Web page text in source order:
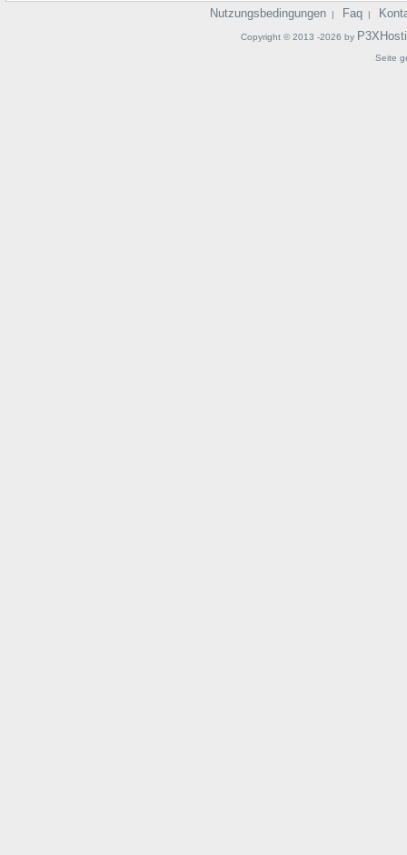
Nutzungsbedingungen | Faq |
Copyright © 2013 -2026 by
Seite